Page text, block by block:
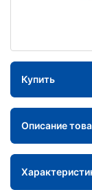
Купить
Описание